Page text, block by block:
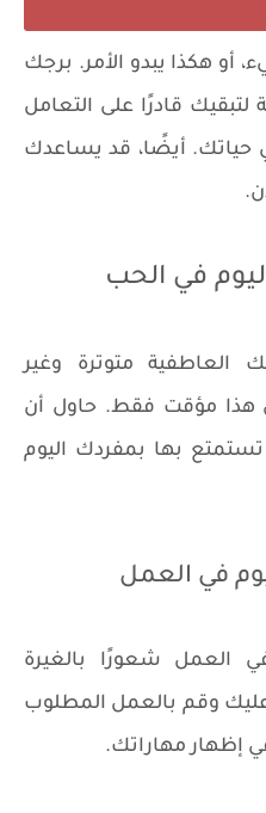
أو هكذا يبدو الأمر. برجك
قادرًا على التعامل
حياتك. أيضًا، قد يساعدك
في الحب
العاطفية متوترة وغير
مؤقت فقط. حاول أن
بها بمفردك اليوم
في العمل
شعورًا بالغيرة
عليك وقم بالعمل المطلوب
إظهار مهاراتك.